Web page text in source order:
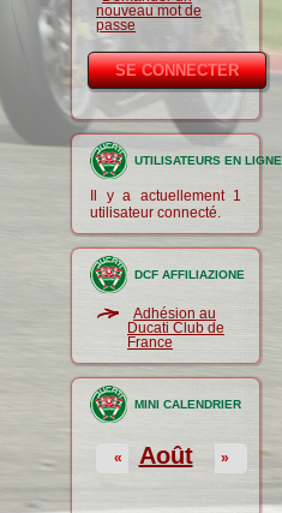
nouveau mot de
passe
UTILISATEURS EN LIGNE
Il y a actuellement 1
utilisateur connecté.
DCF AFFILIAZIONE
Adhésion au
Ducati Club de
France
MINI CALENDRIER
Août
« »